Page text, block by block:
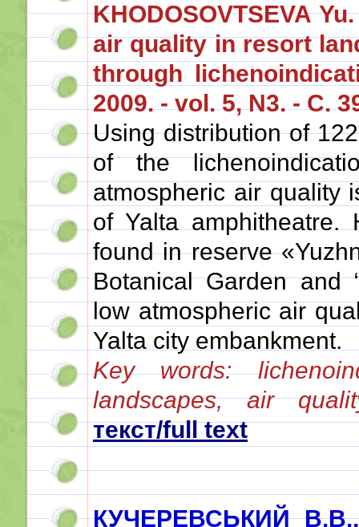
KHODOSOVTSEVA
air quality in resort
through
2009. - vol. 5, N3. - С.
Using distribution of
of the
atmospheric air quality
of Yalta amphitheatre.
found in reserve
Botanical Garden and
low atmospheric air
Yalta city embankment.
Key words:
landscapes, air
текст/full text
КУЧЕРЕВСЬКИЙ